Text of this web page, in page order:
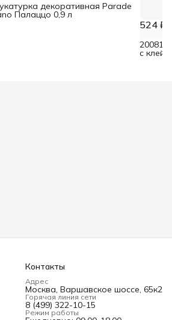
декоративная Parade
Палаццо 0,9 л
524 ₽
с
Контакты
Адрес
Москва, Варшавское шоссе, 65к2
Горячая линия сети
8 (499) 322-10-15
Режим работы